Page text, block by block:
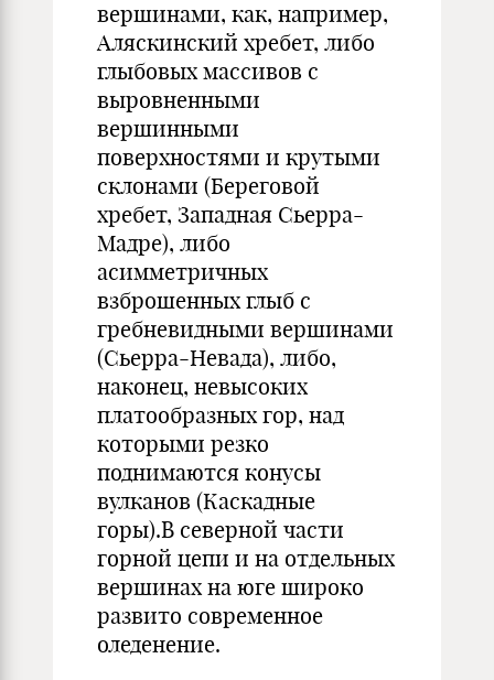
вершинами, как, например,
Аляскинский хребет, либо
глыбовых массивов с
выровненными
вершинными
поверхностями и крутыми
склонами (Береговой
хребет, Западная Сьерра-
Мадре), либо
асимметричных
взброшенных глыб с
гребневидными вершинами
(Сьерра-Невада), либо,
наконец, невысоких
платообразных гор, над
которыми резко
поднимаются конусы
вулканов (Каскадные
горы).В северной части
горной цепи и на отдельных
вершинах на юге широко
развито современное
оледенение.